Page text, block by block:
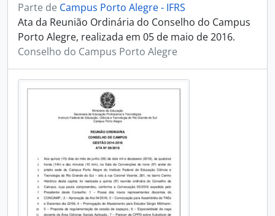
Parte de Campus Porto Alegre - IFRS
Ata da Reunião Ordinária do Conselho do Campus
Porto Alegre, realizada em 05 de maio de 2016.
Conselho do Campus Porto Alegre